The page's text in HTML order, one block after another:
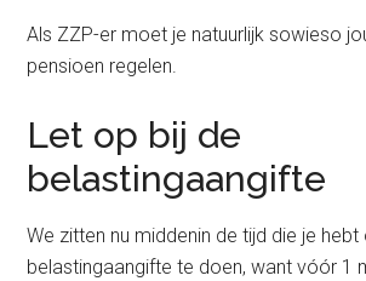
Als ZZP-er moet je natuurlijk sowieso
pensioen regelen.
Let op bij de
belastingaangifte
We zitten nu middenin de tijd die je
belastingaangifte te doen, want vóór 1